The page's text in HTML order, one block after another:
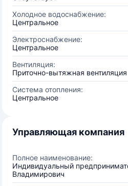
Холодное водоснабжение:
Центральное
Электроснабжение:
Центральное
Вентиляция:
Приточно-вытяжная вентиляция
Система отопления:
Центральное
Управляющая компания
Полное наименование:
Индивидуальный
Владимирович